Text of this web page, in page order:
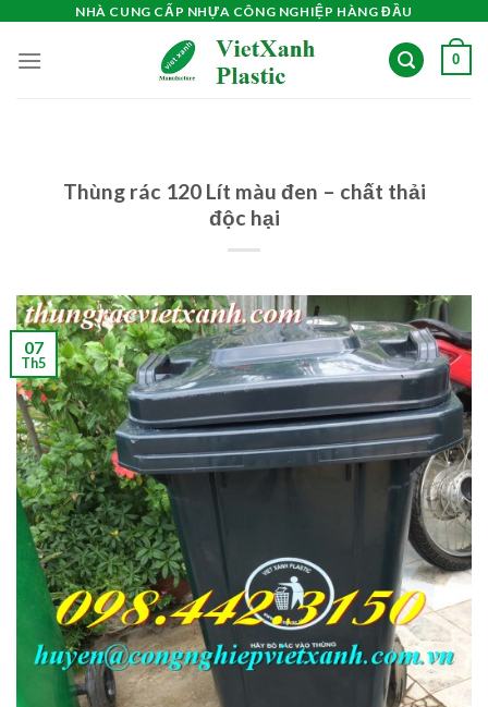
content
NHÀ CUNG CẤP NHỰA CÔNG NGHIỆP HÀNG ĐẦU
0
Thùng rác 120 Lít màu đen – chất thải
độc hại
07
Th5